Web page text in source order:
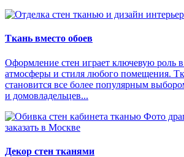
Ткань вместо обоев
Оформление стен играет ключевую роль
атмосферы и стиля любого помещения.
становится все более популярным
и домовладельцев...
Декор стен тканями